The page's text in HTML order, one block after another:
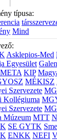
típusa:
Mind
Asklepios-Med
Egyesület
KIP
MÉKISZ
Szervezete
Kollégiuma
Szervezete
Múzeum MTT
SE GYTK
ENKK NEFI